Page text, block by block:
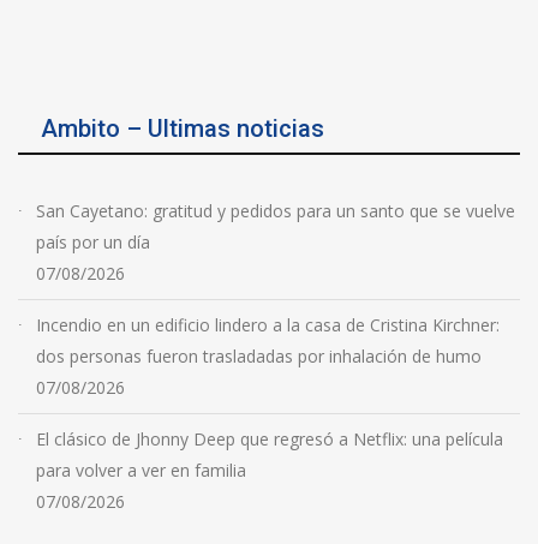
Ambito – Ultimas noticias
San Cayetano: gratitud y pedidos para un santo que se vuelve
país por un día
07/08/2026
Incendio en un edificio lindero a la casa de Cristina Kirchner:
dos personas fueron trasladadas por inhalación de humo
07/08/2026
El clásico de Jhonny Deep que regresó a Netflix: una película
para volver a ver en familia
07/08/2026